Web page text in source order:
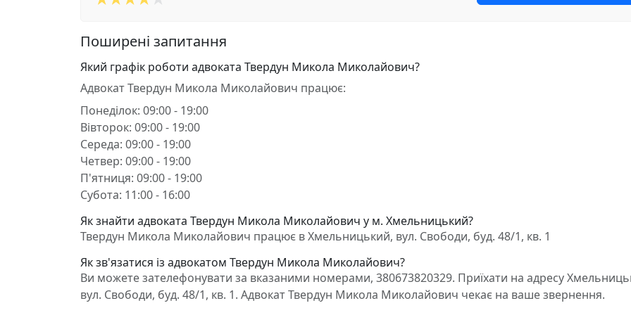
Поширені запитання
Який графік роботи адвоката Твердун Микола Миколайович?
Адвокат Твердун Микола Миколайович працює:
Понеділок: 09:00 - 19:00
Вівторок: 09:00 - 19:00
Середа: 09:00 - 19:00
Четвер: 09:00 - 19:00
П'ятниця: 09:00 - 19:00
Субота: 11:00 - 16:00
Як знайти адвоката Твердун Микола Миколайович у м. Хмельницький?
Твердун Микола Миколайович працює в Хмельницький, вул. Свободи, буд. 48/1, кв. 1
Як зв'язатися із адвокатом Твердун Микола Миколайович?
Ви можете зателефонувати за вказаними номерами, 380673820329. Приїхати на адресу
вул. Свободи, буд. 48/1, кв. 1. Адвокат Твердун Микола Миколайович чекає на ваше звернення.